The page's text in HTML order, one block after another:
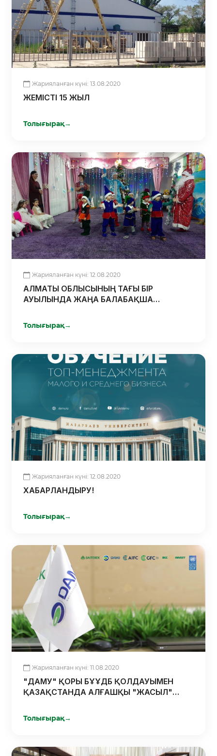
Жарияланған күні: 13.08.2020
ЖЕМІСТІ 15 ЖЫЛ
Толығырақ→
Жарияланған күні: 12.08.2020
АЛМАТЫ ОБЛЫСЫНЫҢ ТАҒЫ БІР
АУЫЛЫНДА ЖАҢА БАЛАБАҚША
Толығырақ→
Жарияланған күні: 12.08.2020
ХАБАРЛАНДЫРУ!
Толығырақ→
Жарияланған күні: 11.08.2020
"ДАМУ" ҚОРЫ БҰҰДБ ҚОЛДАУЫМЕН
ҚАЗАҚСТАНДА АЛҒАШҚЫ "ЖАСЫЛ"
Толығырақ→